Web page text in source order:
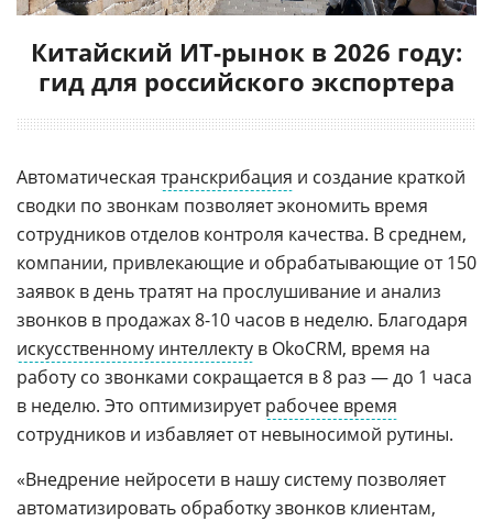
Китайский ИТ-рынок в 2026 году:
гид для российского экспортера
Автоматическая транскрибация и создание краткой
сводки по звонкам позволяет экономить время
сотрудников отделов контроля качества. В среднем,
компании, привлекающие и обрабатывающие от 150
заявок в день тратят на прослушивание и анализ
звонков в продажах 8-10 часов в неделю. Благодаря
искусственному интеллекту в OkoCRM, время на
работу со звонками сокращается в 8 раз — до 1 часа
в неделю. Это оптимизируетрабочее время
сотрудников и избавляет от невыносимой рутины.
«Внедрение нейросети в нашу систему позволяет
автоматизировать обработку звонков клиентам,